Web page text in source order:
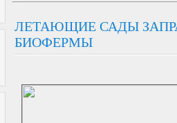
ЛЕТАЮЩИЕ САДЫ
БИОФЕРМЫ